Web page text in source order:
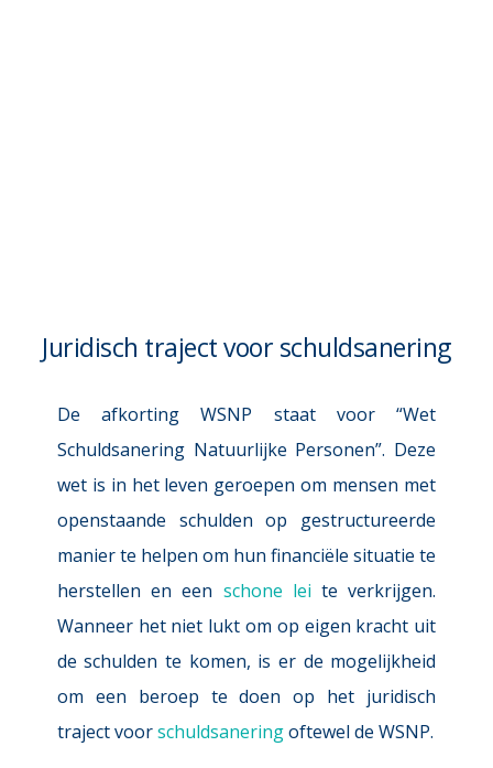
Juridisch traject voor schuldsanering
De afkorting WSNP staat voor “Wet
Schuldsanering Natuurlijke Personen”. Deze
wet is in het leven geroepen om mensen met
openstaande schulden op gestructureerde
manier te helpen om hun financiële situatie te
herstellen en een schone lei te verkrijgen.
Wanneer het niet lukt om op eigen kracht uit
de schulden te komen, is er de mogelijkheid
om een beroep te doen op het juridisch
traject voor schuldsaneringoftewel de WSNP.